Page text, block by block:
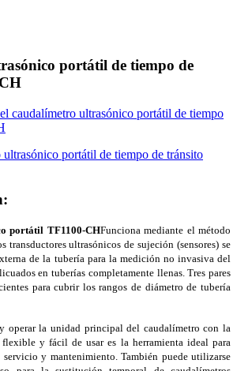
portátil de tiempo de
portátil TF1100-CHFunciona mediante el método
transductores ultrasónicos de sujeción (sensores) se
de la tubería para la medición no invasiva del
en tuberías completamente llenas. Tres pares
para cubrir los rangos de diámetro de tubería
operar la unidad principal del caudalímetro con la
flexible y fácil de usar es la herramienta ideal para
servicio y mantenimiento. También puede utilizarse